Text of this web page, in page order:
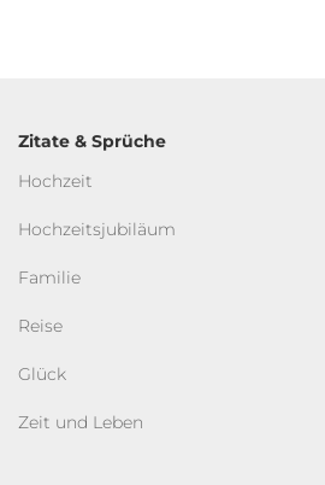
Zitate & Sprüche
Hochzeit
Hochzeitsjubiläum
Familie
Reise
Glück
Zeit und Leben